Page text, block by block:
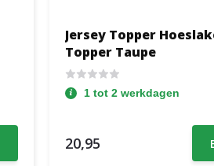
Jersey Topper
Topper Taupe
1 tot 2 werkdagen
20,95